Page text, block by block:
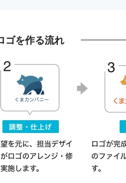
ゴを作る流れ